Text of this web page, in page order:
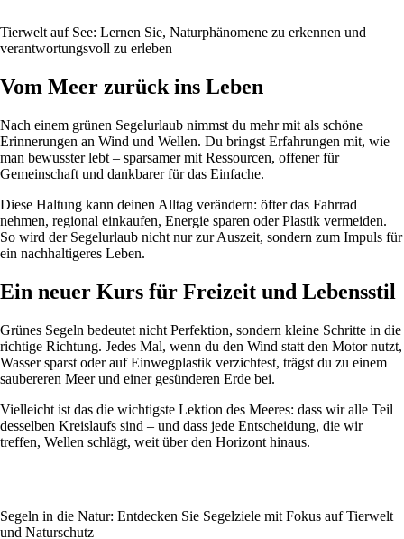
Tierwelt auf See: Lernen Sie, Naturphänomene zu erkennen und
verantwortungsvoll zu erleben
Vom Meer zurück ins Leben
Nach einem grünen Segelurlaub nimmst du mehr mit als schöne
Erinnerungen an Wind und Wellen. Du bringst Erfahrungen mit, wie
man bewusster lebt – sparsamer mit Ressourcen, offener für
Gemeinschaft und dankbarer für das Einfache.
Diese Haltung kann deinen Alltag verändern: öfter das Fahrrad
nehmen, regional einkaufen, Energie sparen oder Plastik vermeiden.
So wird der Segelurlaub nicht nur zur Auszeit, sondern zum Impuls für
ein nachhaltigeres Leben.
Ein neuer Kurs für Freizeit und Lebensstil
Grünes Segeln bedeutet nicht Perfektion, sondern kleine Schritte in die
richtige Richtung. Jedes Mal, wenn du den Wind statt den Motor nutzt,
Wasser sparst oder auf Einwegplastik verzichtest, trägst du zu einem
saubereren Meer und einer gesünderen Erde bei.
Vielleicht ist das die wichtigste Lektion des Meeres: dass wir alle Teil
desselben Kreislaufs sind – und dass jede Entscheidung, die wir
treffen, Wellen schlägt, weit über den Horizont hinaus.
Segeln in die Natur: Entdecken Sie Segelziele mit Fokus auf Tierwelt
und Naturschutz